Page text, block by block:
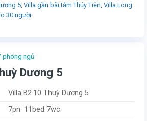
phòng ngủ
Dương 5
Villa B2.10 Thuỳ Dương 5
7pn 11bed 7wc
5 Villa gần bãi tắm Thủy Tiên Villa Long
30 người